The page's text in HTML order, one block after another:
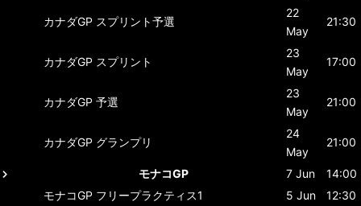
カナダGP スプリント予選
22
May
21:30
カナダGP スプリント
23
May
17:00
カナダGP 予選
23
May
21:00
カナダGP グランプリ
24
May
21:00
モナコGP 7 Jun
14:00
モナコGP フリープラクティス1 5 Jun
12:30